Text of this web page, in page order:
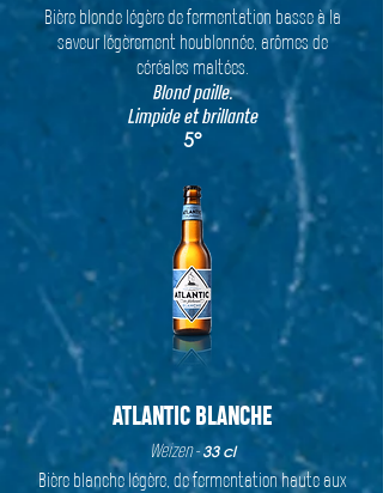
Bière blonde légère de fermentation basse à la
saveur légèrement houblonnée, arômes de
céréales maltées.
Blond paille.
Limpide et brillante
5°
ATLANTIC BLANCHE
Weizen - 33 cl
Bière blanche légère, de fermentation haute aux